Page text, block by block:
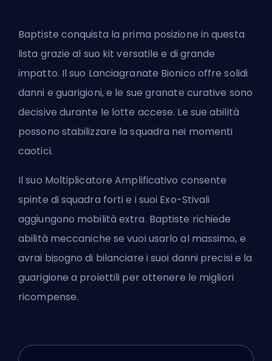
Baptiste conquista la prima posizione in questa
lista grazie al suo kit versatile e di grande
impatto. Il suo Lanciagranate Bionico offre solidi
danni e guarigioni, e le sue granate curative sono
decisive durante le lotte accese. Le sue abilità
possono stabilizzare la squadra nei momenti
caotici.
Il suo Moltiplicatore Amplificativo consente
spinte di squadra forti e i suoi Exo-Stivali
aggiungono mobilità extra. Baptiste richiede
abilità meccaniche se vuoi usarlo al massimo, e
avrai bisogno di bilanciare i suoi danni precisi e la
guarigione a proiettili per ottenere le migliori
ricompense.